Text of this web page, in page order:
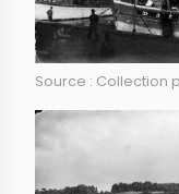
Source : Collection